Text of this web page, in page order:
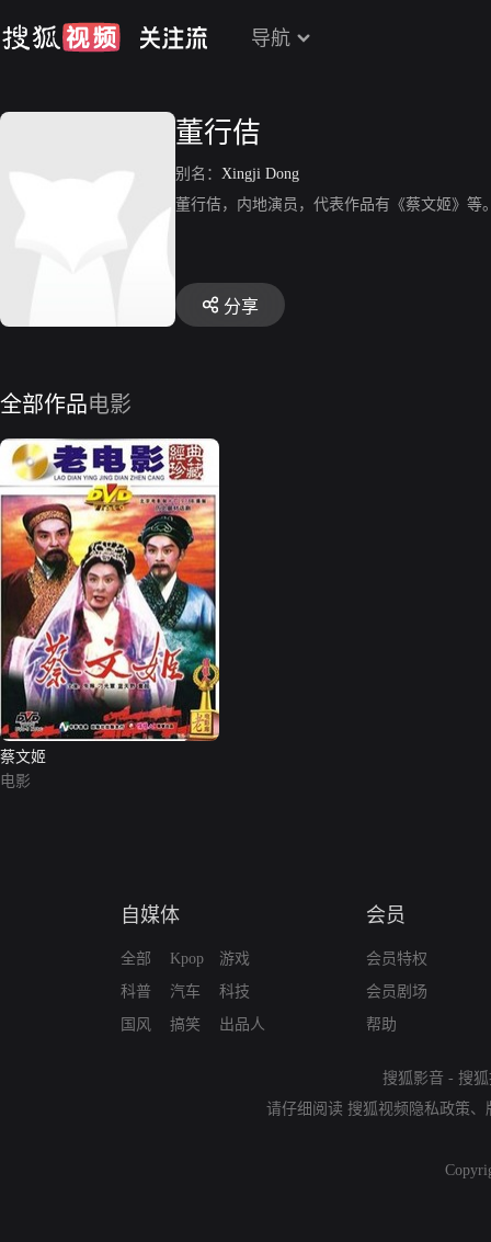
导航
董行佶
别名： Xingji Dong
董行佶，内地演员，代表作品有《蔡文姬》等
分享
全部作品电影
蔡文姬
电影
自媒体
全部
科普
国风
Kpop
汽车
搞笑
游戏
科技
出品人
会员
会员特权
会员剧场
帮助
搜狐影音 - 搜
请仔细阅读 搜狐视频隐私政策、